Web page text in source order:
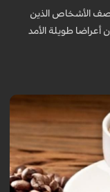
الأشخاص الذين
يعانون أعراضا طويلة الأمد